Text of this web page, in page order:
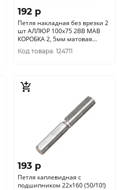
192 p
Петля накладная без врезки 2
шт АЛЛЮР 100х75 2BB MAB
КОРОБКА 2, 5мм матовая
бронза
Код товара: 124711
193 p
Петля каплевидная с
подшипником 22х160 (50/10!)